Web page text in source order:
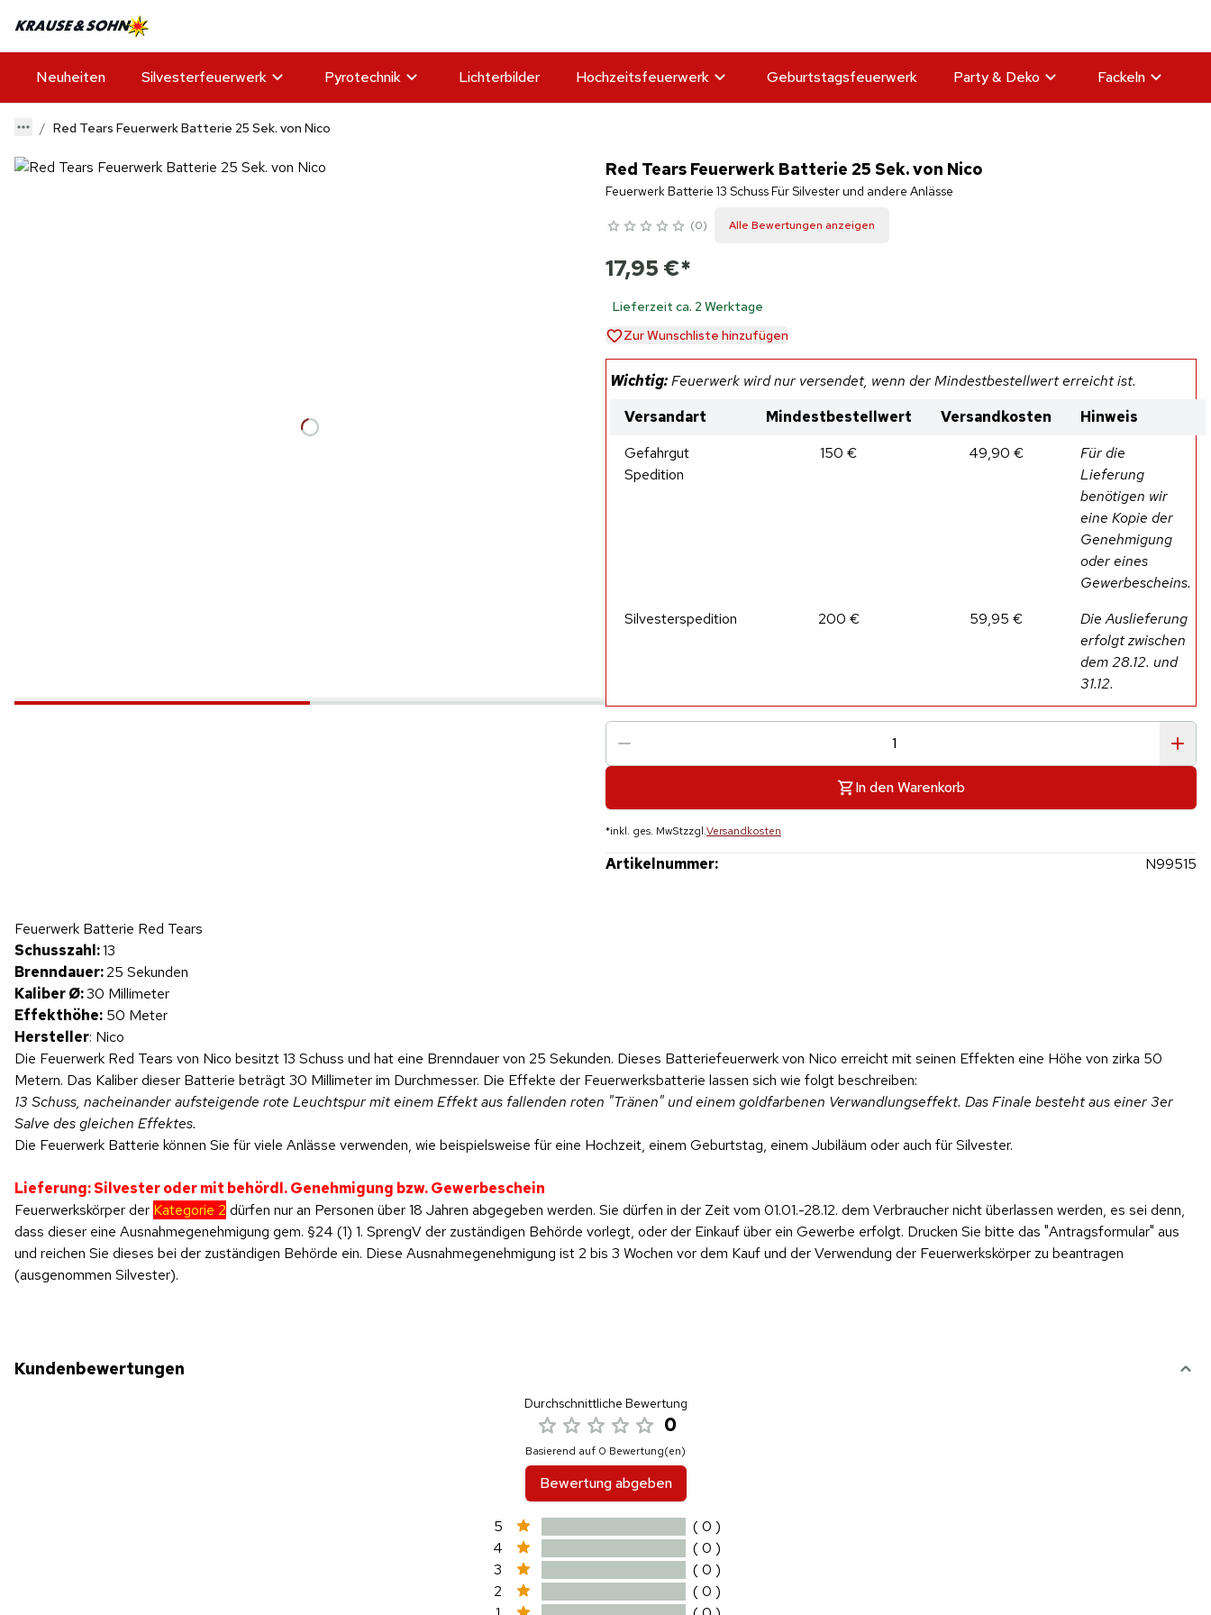
Neuheiten Silvesterfeuerwerk Pyrotechnik Lichterbilder Hochzeitsfeuerwerk Geburtstagsfeuerwerk Party & Deko Fackeln
Red Tears Feuerwerk Batterie 25 Sek. von Nico
Red Tears Feuerwerk Batterie 25 Sek. von Nico
Feuerwerk Batterie 13 Schuss Für Silvester und andere Anlässe
0 Alle Bewertungen anzeigen
17,95 €*
Lieferzeit ca. 2 Werktage
Zur Wunschliste hinzufügen
Wichtig:Feuerwerk wird nur versendet, wenn der Mindestbestellwert erreicht ist.
Versandart
Mindestbestellwert Versandkosten
Hinweis
Gefahrgut
Spedition
150 € 49,90 €
Für die
Lieferung
benötigen wir
eine Kopie der
Genehmigung
oder eines
Gewerbescheins.
Silvesterspedition
200 € 59,95 €
Die Auslieferung
erfolgt zwischen
dem 28.12. und
31.12.
In den Warenkorb
*inkl. ges. MwStzzgl.Versandkosten
Artikelnummer: N99515
Produktvideo
Feuerwerk Batterie Red Tears
Schusszahl:13
Brenndauer:25 Sekunden
Kaliber Ø:30 Millimeter
Effekthöhe: 50 Meter
Hersteller: Nico
Die Feuerwerk Red Tears von Nico besitzt 13 Schuss und hat eine Brenndauer von 25 Sekunden. Dieses Batteriefeuerwerk von Nico erreicht mit seinen Effekten eine Höhe von zirka 50
Metern. Das Kaliber dieser Batterie beträgt 30 Millimeter im Durchmesser. Die Effekte der Feuerwerksbatterie lassen sich wie folgt beschreiben:
13 Schuss, nacheinander aufsteigende rote Leuchtspur mit einem Effekt aus fallenden roten "Tränen" und einem goldfarbenen Verwandlungseffekt. Das Finale besteht aus einer 3er
Salve des gleichen Effektes.
Die Feuerwerk Batterie können Sie für viele Anlässe verwenden, wie beispielsweise für eine Hochzeit, einem Geburtstag, einem Jubiläum oder auch für Silvester.
Lieferung: Silvester oder mit behördl. Genehmigung bzw. Gewerbeschein
Feuerwerkskörper der Kategorie 2 dürfen nur an Personen über 18 Jahren abgegeben werden. Sie dürfen in der Zeit vom 01.01.-28.12. dem Verbraucher nicht überlassen werden, es sei denn,
dass dieser eine Ausnahmegenehmigung gem. §24 (1) 1. SprengV der zuständigen Behörde vorlegt, oder der Einkauf über ein Gewerbe erfolgt. Drucken Sie bitte das "Antragsformular" aus
und reichen Sie dieses bei der zuständigen Behörde ein. Diese Ausnahmegenehmigung ist 2 bis 3 Wochen vor dem Kauf und der Verwendung der Feuerwerkskörper zu beantragen
(ausgenommen Silvester).
Kundenbewertungen
Durchschnittliche Bewertung
0
Basierend auf 0 Bewertung(en)
Bewertung abgeben
5
( 0 )
4
( 0 )
3
( 0 )
2
( 0 )